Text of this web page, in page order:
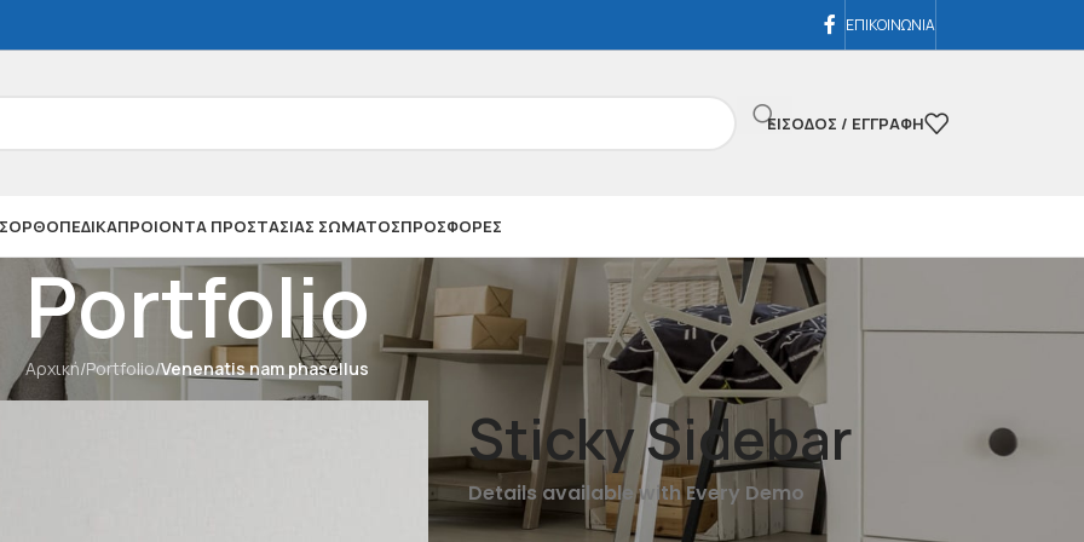
ΕΠΙΚΟΙΝΩΝΙΑ
ΕΊΣΟΔΟΣ / ΕΓΓΡΑΦΉ
ΟΡΘΟΠΕΔΙΚΑΠΡΟΙΟΝΤΑ ΠΡΟΣΤΑΣΙΑΣ ΣΩΜΑΤΟΣΠΡΟΣΦΟΡΕΣ
Portfolio
Αρχική/Portfolio/Venenatis nam phasellus
Sticky Sidebar
Details available with Every Demo